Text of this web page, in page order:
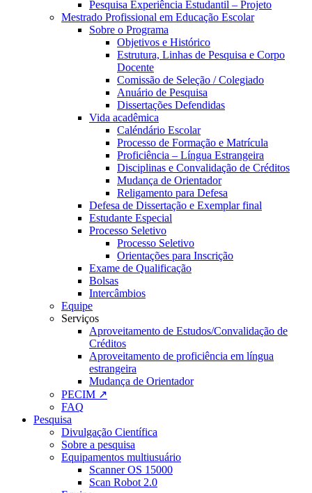
Pesquisa Experiência Estudantil – Projeto
Mestrado Profissional em Educação Escolar
Sobre o Programa
Objetivos e Histórico
Estrutura, Linhas de Pesquisa e Corpo
Docente
Comissão de Seleção / Colegiado
Anuário de Pesquisa
Dissertações Defendidas
Vida acadêmica
Caléndário Escolar
Processo de Formação e Matrícula
Proficiência – Língua Estrangeira
Disciplinas e Convalidação de Créditos
Mudança de Orientador
Religamento para Defesa
Defesa de Dissertação e Exemplar final
Estudante Especial
Processo Seletivo
Processo Seletivo
Orientações para Inscrição
Exame de Qualificação
Bolsas
Intercâmbios
Equipe
Serviços
Aproveitamento de Estudos/Convalidação de
Créditos
Aproveitamento de proficiência em língua
estrangeira
Mudança de Orientador
PECIM ↗
FAQ
Pesquisa
Divulgação Científica
Sobre a pesquisa
Equipamentos multiusuário
Scanner OS 15000
Scan Robot 2.0